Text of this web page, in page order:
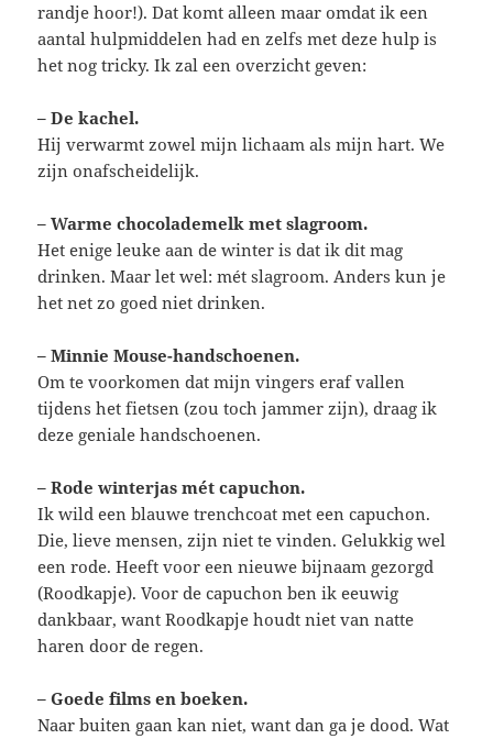
randje hoor!). Dat komt alleen maar omdat ik een
aantal hulpmiddelen had en zelfs met deze hulp is
het nog tricky. Ik zal een overzicht geven:
– De kachel.
Hij verwarmt zowel mijn lichaam als mijn hart. We
zijn onafscheidelijk.
– Warme chocolademelk met slagroom.
Het enige leuke aan de winter is dat ik dit mag
drinken. Maar let wel: mét slagroom. Anders kun je
het net zo goed niet drinken.
– Minnie Mouse-handschoenen.
Om te voorkomen dat mijn vingers eraf vallen
tijdens het fietsen (zou toch jammer zijn), draag ik
deze geniale handschoenen.
– Rode winterjas mét capuchon.
Ik wild een blauwe trenchcoat met een capuchon.
Die, lieve mensen, zijn niet te vinden. Gelukkig wel
een rode. Heeft voor een nieuwe bijnaam gezorgd
(Roodkapje). Voor de capuchon ben ik eeuwig
dankbaar, want Roodkapje houdt niet van natte
haren door de regen.
– Goede films en boeken.
Naar buiten gaan kan niet, want dan ga je dood. Wat